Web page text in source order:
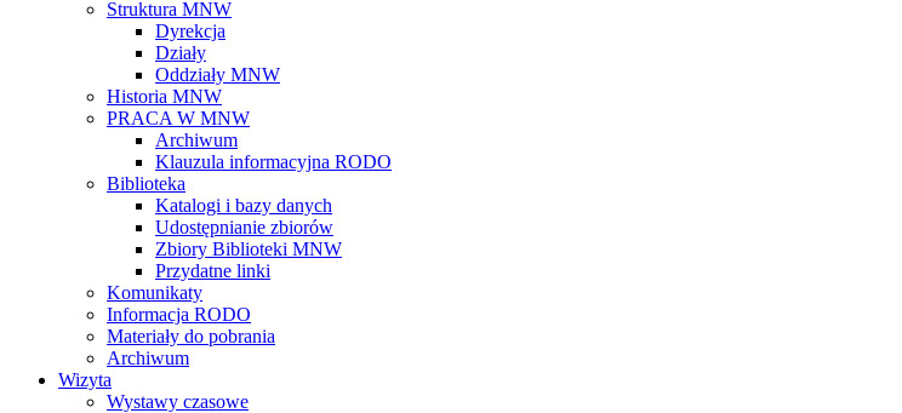
Struktura MNW
Dyrekcja
Działy
Oddziały MNW
Historia MNW
PRACA W MNW
Archiwum
Klauzula informacyjna RODO
Biblioteka
Katalogi i bazy danych
Udostępnianie zbiorów
Zbiory Biblioteki MNW
Przydatne linki
Komunikaty
Informacja RODO
Materiały do pobrania
Archiwum
Wizyta
Wystawy czasowe